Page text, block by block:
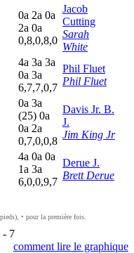
0a 2a 0a
2a 0a
0,8,0,8,0
Jacob
Cutting
Sarah
White
4a 3a 3a
0a 3a
6,7,7,0,7
Phil Fluet
Phil Fluet
0a 3a
(25) 0a
0a 2a
0,7,0,0,8
Davis Jr. B.
J.
Jim King Jr
4a 0a 0a
1a 3a
6,0,0,9,7
Derue J.
Brett Derue
• pour la première fois.
- 7
comment lire le graphique